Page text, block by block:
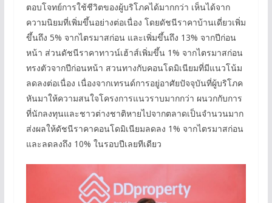
ตอบโจทย์การใช้ชีวิตของผู้บริโภคได้มากกว่า เห็นได้จาก
ความนิยมที่เพิ่มขึ้นอย่างต่อเนื่อง โดยดัชนีราคาบ้านเดี่ยวเพิ่ม
ขึ้นถึง 5% จากไตรมาสก่อน และเพิ่มขึ้นถึง 13% จากปีก่อน
หน้า ส่วนดัชนีราคาทาวน์เฮ้าส์เพิ่มขึ้น 1% จากไตรมาสก่อน
ทรงตัวจากปีก่อนหน้า สวนทางกับคอนโดมิเนียมที่มีแนวโน้ม
ลดลงต่อเนื่อง เนื่องจากเทรนด์การอยู่อาศัยปัจจุบันที่ผู้บริโภค
หันมาให้ความสนใจโครงการแนวราบมากกว่า ผนวกกับการ
ที่นักลงทุนและชาวต่างชาติหายไปจากตลาดเป็นจำนวนมาก
ส่งผลให้ดัชนีราคาคอนโดมิเนียมลดลง 1% จากไตรมาสก่อน
และลดลงถึง 10% ในรอบปีเลยทีเดียว